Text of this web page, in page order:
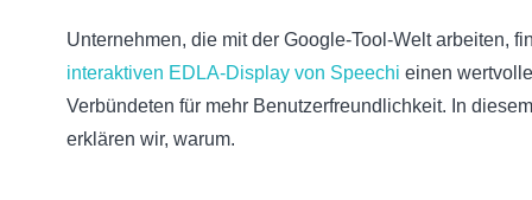
Unternehmen, die mit der Google-Tool-Welt arbeiten,
interaktiven EDLA-Display von Speechi einen
Verbündeten für mehr Benutzerfreundlichkeit. In
erklären wir, warum.